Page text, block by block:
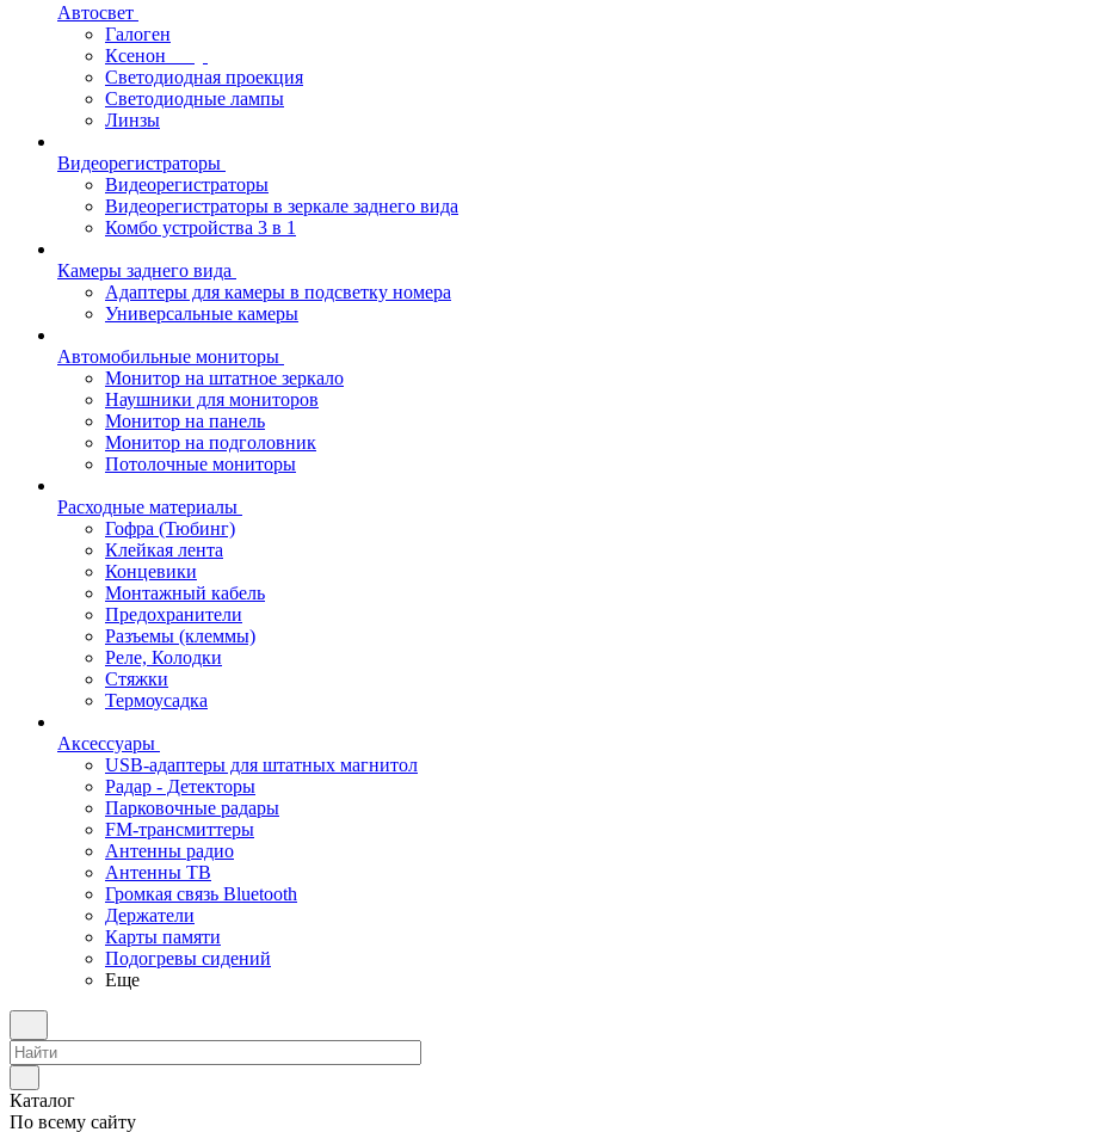
Автосвет
Галоген
Ксенон
Светодиодная проекция
Светодиодные лампы
Линзы
Видеорегистраторы
Видеорегистраторы
Видеорегистраторы в зеркале заднего вида
Комбо устройства 3 в 1
Камеры заднего вида
Адаптеры для камеры в подсветку номера
Универсальные камеры
Автомобильные мониторы
Монитор на штатное зеркало
Наушники для мониторов
Монитор на панель
Монитор на подголовник
Потолочные мониторы
Расходные материалы
Гофра (Тюбинг)
Клейкая лента
Концевики
Монтажный кабель
Предохранители
Разъемы (клеммы)
Реле, Колодки
Стяжки
Термоусадка
Аксессуары
USB-адаптеры для штатных магнитол
Радар - Детекторы
Парковочные радары
FM-трансмиттеры
Антенны радио
Антенны ТВ
Громкая связь Bluetooth
Держатели
Карты памяти
Подогревы сидений
Еще
Каталог
По всему сайту